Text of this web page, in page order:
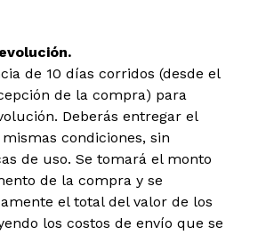
de 10 días corridos (desde el
de la compra) para
Deberás entregar el
condiciones, sin
de uso. Se tomará el monto
de la compra y se
el total del valor de los
los costos de envío que se